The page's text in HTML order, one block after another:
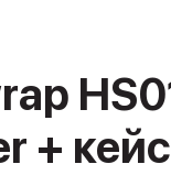
+ кейс